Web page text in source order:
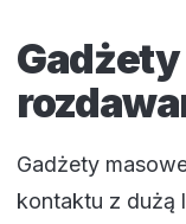
Gadżety
kontaktu z dużą